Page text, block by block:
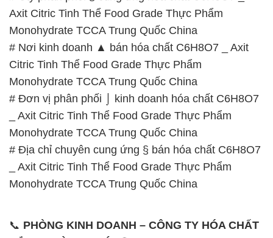
Monohydrate TCCA Trung Quốc China
# Đơn vị phân phối ⌡ kinh doanh hóa chất C6H8O7
_ Axit Citric Tinh Thể Food Grade Thực Phẩm
Monohydrate TCCA Trung Quốc China
# Địa chỉ chuyên cung ứng § bán hóa chất C6H8O7
_ Axit Citric Tinh Thể Food Grade Thực Phẩm
Monohydrate TCCA Trung Quốc China
📞PHÒNG KINH DOANH – CÔNG TY HÓA CHẤT
ĐẮC TRƯỜNG PHÁT🌐
🌐 Website: https://hoachatxulynuoc.com/
– 0933.920.505 – 028.3504.5555